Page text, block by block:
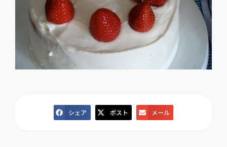
シェア ポスト メール